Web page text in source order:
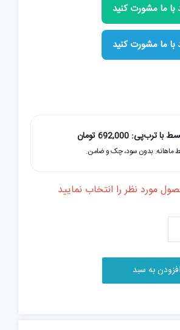
با ما مشورت کنید
با ما مشورت کنید
با ترب‌پی: 692,000تومان
مورد نظر را انتخاب نمایید
افزودن به سبد